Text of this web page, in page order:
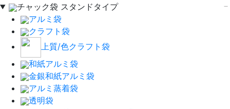
チャック袋 スタンドタイプ
アルミ袋
クラフト袋
上質/色クラフト袋
和紙アルミ袋
金銀和紙アルミ袋
アルミ蒸着袋
透明袋